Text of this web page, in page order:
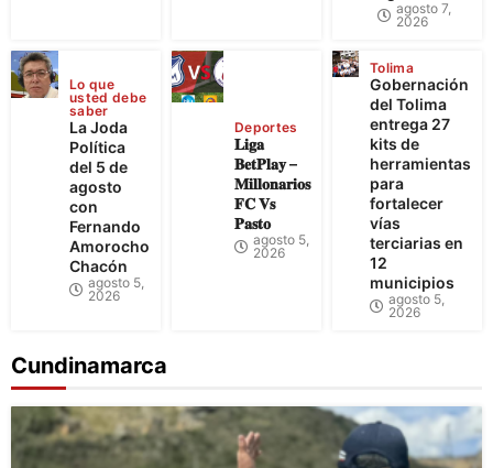
agosto 7,
2026
Lo que
usted debe
saber
La Joda
Política
del 5 de
agosto
con
Fernando
Amorocho
Chacón
agosto 5,
2026
Deportes
𝐋𝐢𝐠𝐚
𝐁𝐞𝐭𝐏𝐥𝐚𝐲 –
𝐌𝐢𝐥𝐥𝐨𝐧𝐚𝐫𝐢𝐨𝐬
𝐅𝐂 𝐕𝐬
𝐏𝐚𝐬𝐭𝐨
agosto 5,
2026
Tolima
Gobernación
del Tolima
entrega 27
kits de
herramientas
para
fortalecer
vías
terciarias en
12
municipios
agosto 5,
2026
Cundinamarca